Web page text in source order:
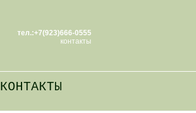
тел.:+7(923)666-0555
контакты
КОНТАКТЫ